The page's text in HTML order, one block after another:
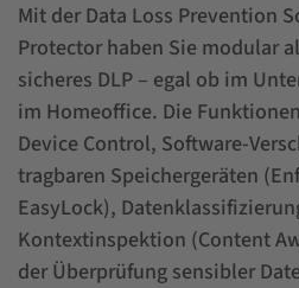
Mit der Data Loss Prevention
Protector haben Sie modular
sicheres DLP – egal ob im
im Homeoffice. Die
Device Control, Software-
tragbaren Speichergeräten
EasyLock),
Kontextinspektion (Content
der Überprüfung sensibler